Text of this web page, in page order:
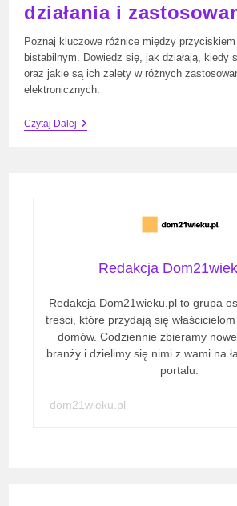
działania i
Poznaj kluczowe różnice między
bistabilnym. Dowiedz się, jak działają, kiedy
oraz jakie są ich zalety w różnych
elektronicznych.
Czytaj DalejPrzełącznik
Redakcja
Redakcja Dom21wieku.pl to grupa
treści, które przydają się
domów. Codziennie zbieramy
branży i dzielimy się nimi z wami na
portalu.
dom21wieku.pl